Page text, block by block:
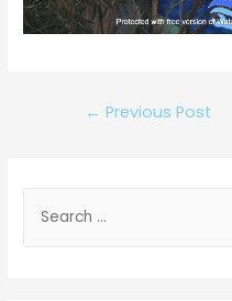
← Previous Post